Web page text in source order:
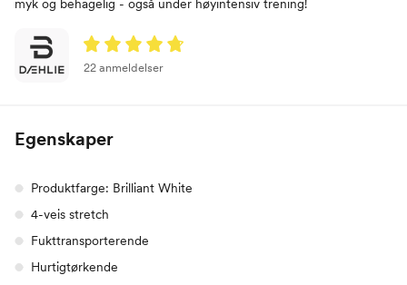
myk og behagelig - også under høyintensiv trening!
22 anmeldelser
Egenskaper
Produktfarge: Brilliant White
4-veis stretch
Fukttransporterende
Hurtigtørkende